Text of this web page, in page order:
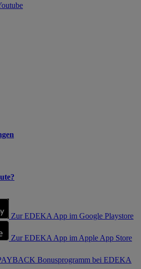
Zur EDEKA App im Google Playstore
Zur EDEKA App im Apple App Store
Bonusprogramm bei EDEKA